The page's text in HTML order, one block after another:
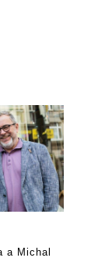
a Michal